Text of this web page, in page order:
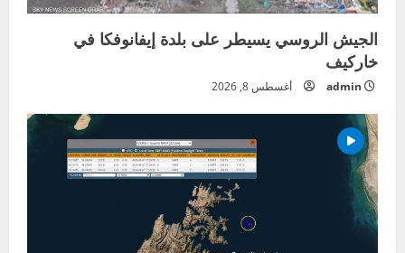
الجيش الروسي يسيطر على بلدة إيفانوفكا في
خاركيف
admin أغسطس 8, 2026